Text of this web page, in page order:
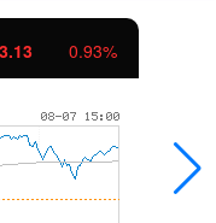
0.93%